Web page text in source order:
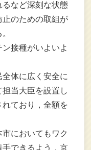
など深刻な状態
のための取組が
接種がいよいよ
体に広く安全に
当大臣を設置し
ており，全額を
においてもワク
できるよう，京